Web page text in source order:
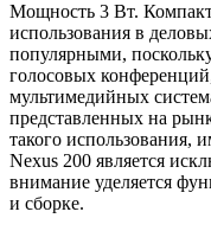
Мощность 3 Вт.
использования в
популярными,
голосовых
мультимедийных
представленных на
такого использования,
Nexus 200 является
внимание уделяется
и сборке.